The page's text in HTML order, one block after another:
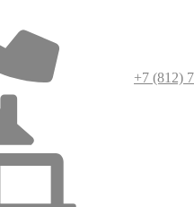
+7 (812)